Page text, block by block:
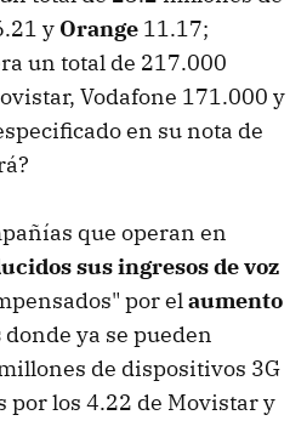
y Orange 11.17;
un total de 217.000
Vodafone 171.000 y
en su nota de
que operan en
sus ingresos de voz
por elaumento
donde ya se pueden
de dispositivos 3G
por los 4.22 de Movistar y